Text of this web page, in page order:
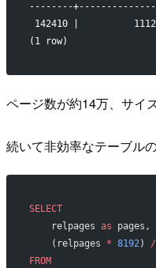
--------
142410 |          1112
(1 row)
ページ数が約14万、サイ
続いて非効率なテーブル
SELECT
    relpages
as pages,
    (relpages
* 8192) /
FROM